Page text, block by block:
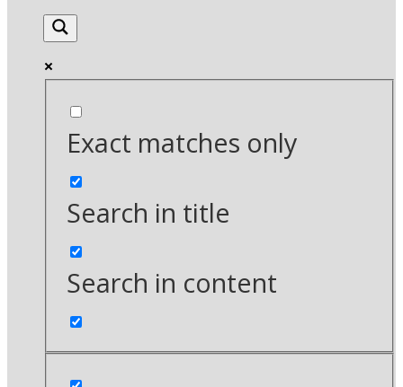
Exact matches only
Search in title
Search in content